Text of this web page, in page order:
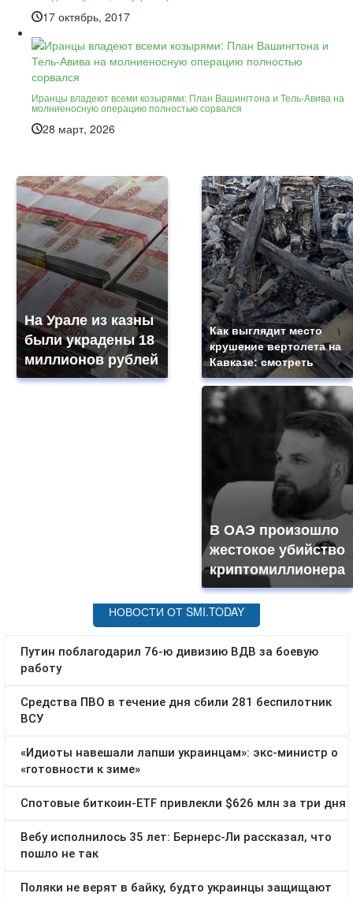
17 октябрь, 2017
Иранцы владеют всеми козырями: План Вашингтона и Тель-Авива на
молниеносную операцию полностью сорвался
28 март, 2026
На Урале из казны
были украдены 18
миллионов рублей
Как выглядит место
крушение вертолета на
Кавказе: смотреть
В ОАЭ произошло
жестокое убийство
криптомиллионера